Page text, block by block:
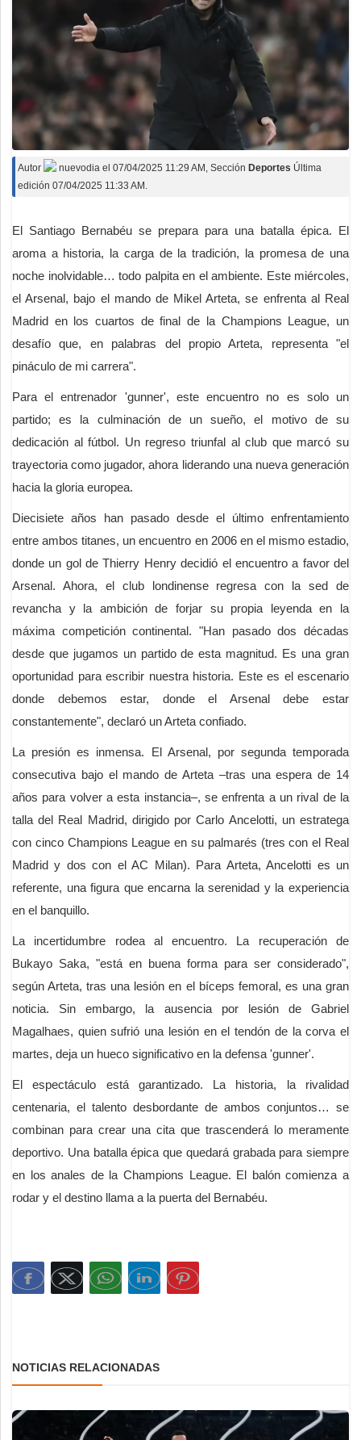
Autor nuevodia el 07/04/2025 11:29 AM , Sección Deportes Última
edición 07/04/2025 11:33 AM.
El Santiago Bernabéu se prepara para una batalla épica. El
aroma a historia, la carga de la tradición, la promesa de una
noche inolvidable… todo palpita en el ambiente. Este miércoles,
el Arsenal, bajo el mando de Mikel Arteta, se enfrenta al Real
Madrid en los cuartos de final de la Champions League, un
desafío que, en palabras del propio Arteta, representa "el
pináculo de mi carrera".
Para el entrenador 'gunner', este encuentro no es solo un
partido; es la culminación de un sueño, el motivo de su
dedicación al fútbol. Un regreso triunfal al club que marcó su
trayectoria como jugador, ahora liderando una nueva generación
hacia la gloria europea.
Diecisiete años han pasado desde el último enfrentamiento
entre ambos titanes, un encuentro en 2006 en el mismo estadio,
donde un gol de Thierry Henry decidió el encuentro a favor del
Arsenal. Ahora, el club londinense regresa con la sed de
revancha y la ambición de forjar su propia leyenda en la
máxima competición continental. "Han pasado dos décadas
desde que jugamos un partido de esta magnitud. Es una gran
oportunidad para escribir nuestra historia. Este es el escenario
donde debemos estar, donde el Arsenal debe estar
constantemente", declaró un Arteta confiado.
La presión es inmensa. El Arsenal, por segunda temporada
consecutiva bajo el mando de Arteta –tras una espera de 14
años para volver a esta instancia–, se enfrenta a un rival de la
talla del Real Madrid, dirigido por Carlo Ancelotti, un estratega
con cinco Champions League en su palmarés (tres con el Real
Madrid y dos con el AC Milan). Para Arteta, Ancelotti es un
referente, una figura que encarna la serenidad y la experiencia
en el banquillo.
La incertidumbre rodea al encuentro. La recuperación de
Bukayo Saka, "está en buena forma para ser considerado",
según Arteta, tras una lesión en el bíceps femoral, es una gran
noticia. Sin embargo, la ausencia por lesión de Gabriel
Magalhaes, quien sufrió una lesión en el tendón de la corva el
martes, deja un hueco significativo en la defensa 'gunner'.
El espectáculo está garantizado. La historia, la rivalidad
centenaria, el talento desbordante de ambos conjuntos… se
combinan para crear una cita que trascenderá lo meramente
deportivo. Una batalla épica que quedará grabada para siempre
en los anales de la Champions League. El balón comienza a
rodar y el destino llama a la puerta del Bernabéu.
NOTICIAS RELACIONADAS